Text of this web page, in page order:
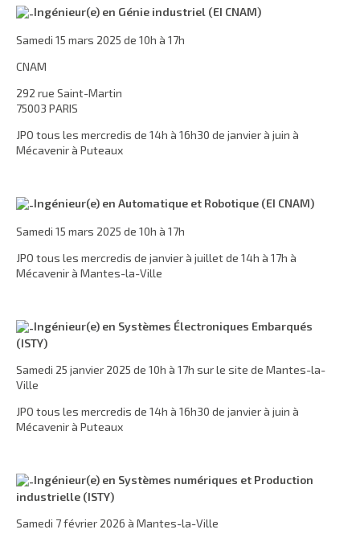
Ingénieur(e) en Génie industriel (EI CNAM)
Samedi 15 mars 2025 de 10h à 17h
CNAM
292 rue Saint-Martin
75003 PARIS
JPO tous les mercredis de 14h à 16h30 de janvier à juin à
Mécavenir à Puteaux
Ingénieur(e) en Automatique et Robotique (EI CNAM)
Samedi 15 mars 2025 de 10h à 17h
JPO tous les mercredis de janvier à juillet de 14h à 17h à
Mécavenir à Mantes-la-Ville
Ingénieur(e) en Systèmes Électroniques Embarqués
(ISTY)
Samedi 25 janvier 2025 de 10h à 17h sur le site de Mantes-la-
Ville
JPO tous les mercredis de 14h à 16h30 de janvier à juin à
Mécavenir à Puteaux
Ingénieur(e) en Systèmes numériques et Production
industrielle (ISTY)
Samedi 7 février 2026 à Mantes-la-Ville